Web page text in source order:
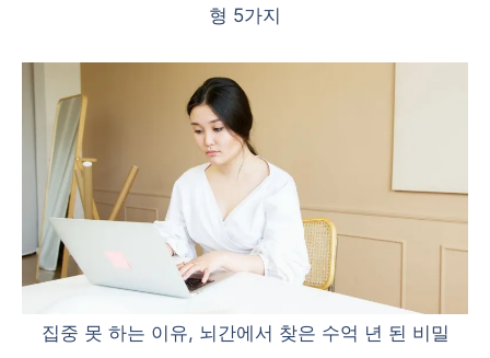
형 5가지
집중 못 하는 이유, 뇌간에서 찾은 수억 년 된 비밀